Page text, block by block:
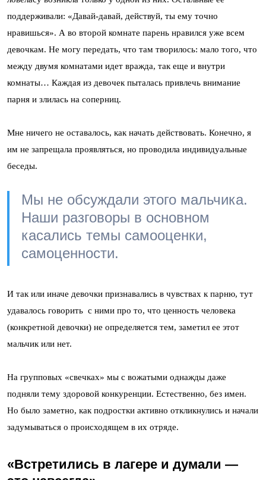
поддерживали: «Давай-давай, действуй, ты ему точно
нравишься». А во второй комнате парень нравился уже всем
девочкам. Не могу передать, что там творилось: мало того, что
между двумя комнатами идет вражда, так еще и внутри
комнаты… Каждая из девочек пыталась привлечь внимание
парня и злилась на соперниц.
Мне ничего не оставалось, как начать действовать. Конечно, я
им не запрещала проявляться, но проводила индивидуальные
беседы.
Мы не обсуждали этого мальчика.
Наши разговоры в основном
касались темы самооценки,
самоценности.
И так или иначе девочки признавались в чувствах к парню, тут
удавалось говорить с ними про то, что ценность человека
(конкретной девочки) не определяется тем, заметил ее этот
мальчик или нет.
На групповых «свечках» мы с вожатыми однажды даже
подняли тему здоровой конкуренции. Естественно, без имен.
Но было заметно, как подростки активно откликнулись и начали
задумываться о происходящем в их отряде.
«Встретились в лагере и думали —